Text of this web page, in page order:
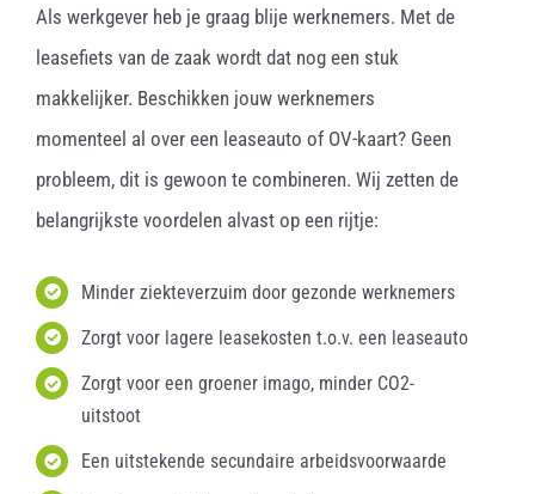
Als werkgever heb je graag blije werknemers. Met de
leasefiets van de zaak wordt dat nog een stuk
makkelijker. Beschikken jouw werknemers
momenteel al over een leaseauto of OV-kaart? Geen
probleem, dit is gewoon te combineren. Wij zetten de
belangrijkste voordelen alvast op een rijtje:
Minder ziekteverzuim door gezonde werknemers
Zorgt voor lagere leasekosten t.o.v. een leaseauto
Zorgt voor een groener imago, minder CO2-
uitstoot
Een uitstekende secundaire arbeidsvoorwaarde